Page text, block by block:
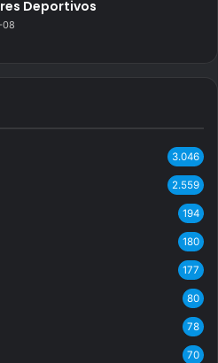
Deportivos
3.046
2.559
194
180
177
80
78
70